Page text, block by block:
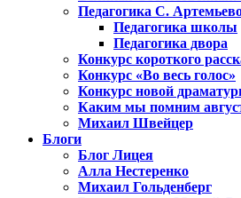
Педагогика С.
Педагогика школы
Педагогика двора
Конкурс короткого
Конкурс «Во весь голос»
Конкурс новой
Каким мы помним
Михаил Швейцер
Блоги
Блог Лицея
Алла Нестеренко
Михаил Гольденберг